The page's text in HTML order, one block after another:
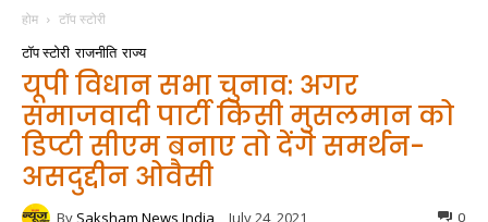
होम टॉप स्टोरी
टॉप स्टोरी राजनीति राज्य
यूपी विधान सभा चुनाव: अगर
समाजवादी पार्टी किसी मुसलमान को
डिप्टी सीएम बनाए तो देंगे समर्थन-
असदुद्दीन ओवैसी
By Saksham News India July 24, 2021 0